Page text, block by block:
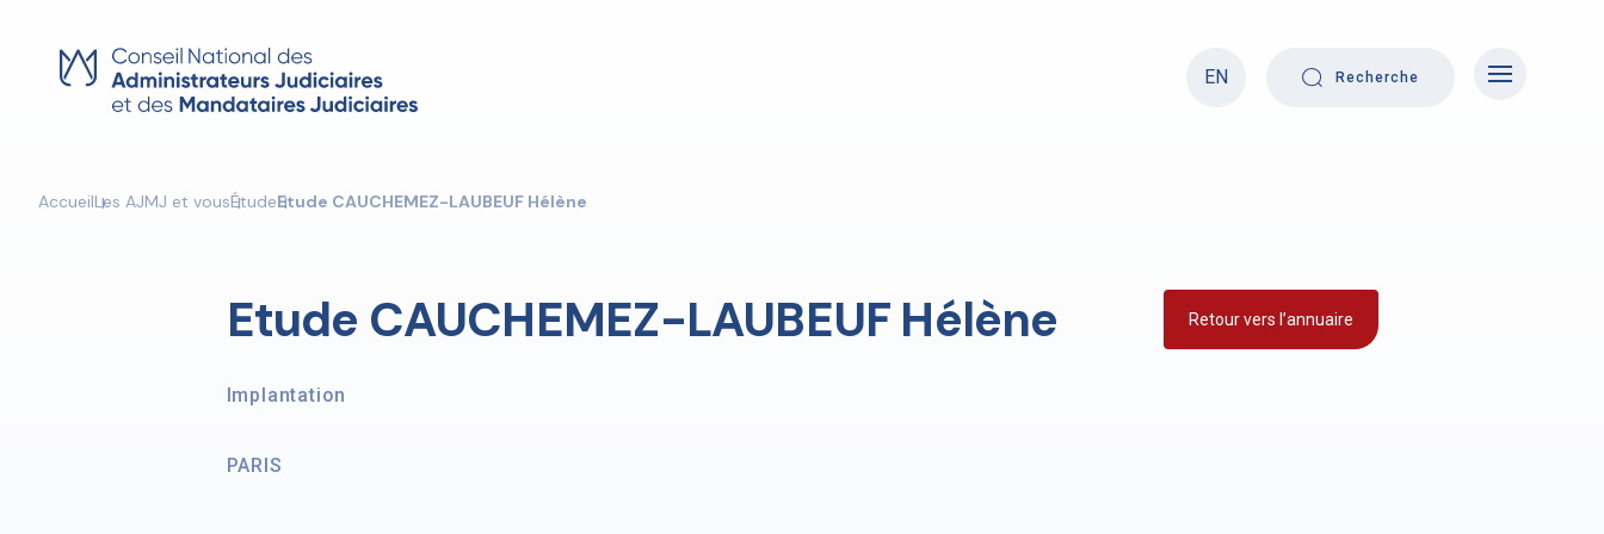
content
EN
Recherche
AccueilLes AJMJ et vousÉtudeEtude CAUCHEMEZ-LAUBEUF Hélène
Etude CAUCHEMEZ-LAUBEUF Hélène Retour vers l’annuaire
Implantation
PARIS